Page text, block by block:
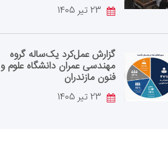
گزارش عمل‌کرد یک‌ساله گروه
مهندسی عمران دانشگاه علوم و
فنون مازندران